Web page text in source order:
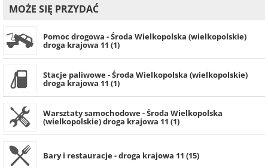
MOŻE SIĘ PRZYDAĆ
Pomoc drogowa - Środa Wielkopolska (wielkopolskie)
droga krajowa 11 (1)
Stacje paliwowe - Środa Wielkopolska (wielkopolskie)
droga krajowa 11 (1)
Warsztaty samochodowe - Środa Wielkopolska
(wielkopolskie) droga krajowa 11 (1)
Bary i restauracje - droga krajowa 11 (15)